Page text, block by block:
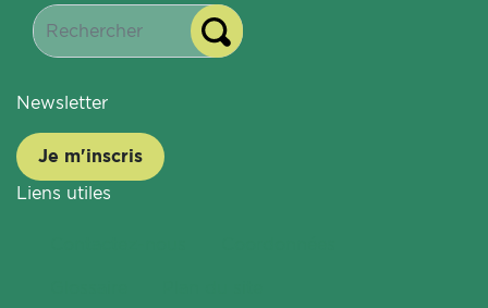
Newsletter
Je m'inscris
Liens utiles